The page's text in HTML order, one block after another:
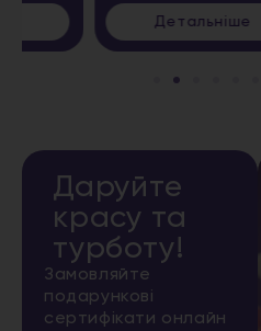
Детальніше
Даруйте
красу та
турботу!
Замовляйте
подарункові
сертифікати онлайн